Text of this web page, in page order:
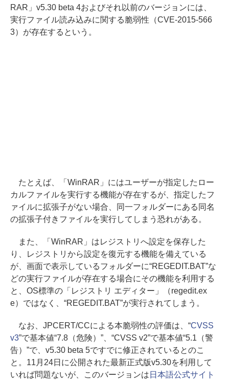
RAR」v5.30 beta 4およびそれ以前のバージョンには、
実行ファイル読み込みに関する脆弱性（CVE-2015-566
3）が存在するという。
たとえば、「WinRAR」にはユーザーが指定したロー
カルファイルを実行する機能が存在するが、指定したフ
ァイルに拡張子がない場合、同一フォルダーにある同名
の拡張子付きファイルを実行してしまう恐れがある。
また、「WinRAR」はレジストリへ設定を保存した
り、レジストリから設定を復元する機能を備えている
が、画面で表示しているフォルダーに“REGEDIT.BAT”な
どの実行ファイルが存在する場合にその機能を利用する
と、OS標準の「レジストリ エディター」（regedit.ex
e）ではなく、“REGEDIT.BAT”が実行されてしまう。
なお、JPCERT/CCによる本脆弱性の評価は、“CVSS
v3”で基本値“7.8（危険）”、“CVSS v2”で基本値“5.1（警
告）”で、v5.30 beta 5ですでに修正されているとのこ
と。11月24日に公開された最新正式版v5.30を利用して
いれば問題ないが、このバージョンは 日本語公式サイト